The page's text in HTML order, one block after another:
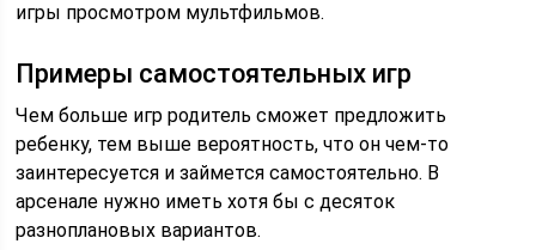
игры просмотром мультфильмов.
Примеры самостоятельных игр
Чем больше игр родитель сможет предложить
ребенку, тем выше вероятность, что он чем-то
заинтересуется и займется самостоятельно. В
арсенале нужно иметь хотя бы с десяток
разноплановых вариантов.